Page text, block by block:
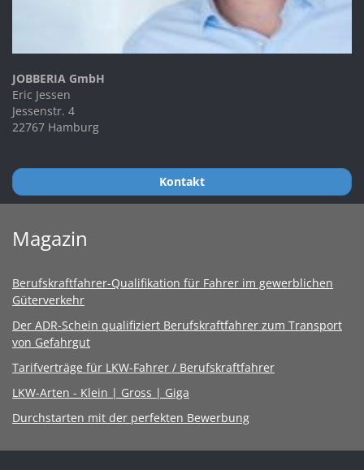
JOBBERIA GmbH
Eric Jessen
Jessenstr. 4
22767 Hamburg
Kontakt
Magazin
Berufskraftfahrer-Qualifikation für Fahrer im gewerblichen
Güterverkehr
Der ADR-Schein qualifiziert Berufskraftfahrer zum Transport
von Gefahrgut
Tarifverträge für LKW-Fahrer / Berufskraftfahrer
LKW-Arten - Klein | Gross | Giga
Durchstarten mit der perfekten Bewerbung